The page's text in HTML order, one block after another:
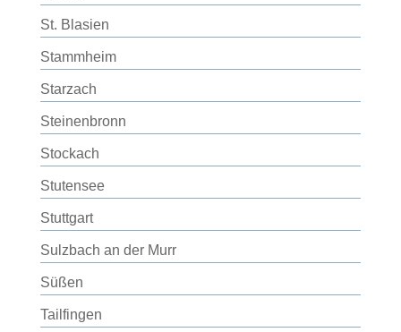
St. Blasien
Stammheim
Starzach
Steinenbronn
Stockach
Stutensee
Stuttgart
Sulzbach an der Murr
Süßen
Tailfingen